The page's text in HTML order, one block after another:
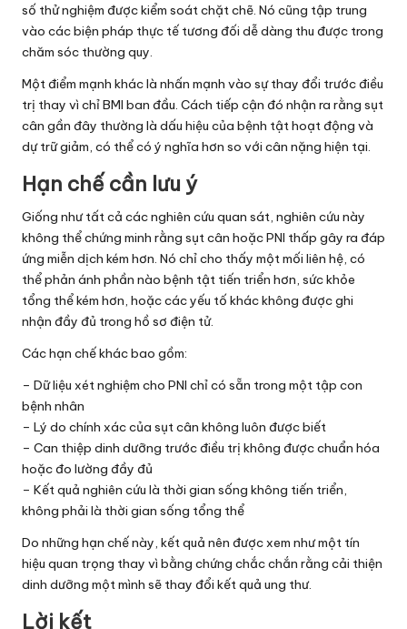
số thử nghiệm được kiểm soát chặt chẽ. Nó cũng tập trung
vào các biện pháp thực tế tương đối dễ dàng thu được trong
chăm sóc thường quy.
Một điểm mạnh khác là nhấn mạnh vào sự thay đổi trước điều
trị thay vì chỉ BMI ban đầu. Cách tiếp cận đó nhận ra rằng sụt
cân gần đây thường là dấu hiệu của bệnh tật hoạt động và
dự trữ giảm, có thể có ý nghĩa hơn so với cân nặng hiện tại.
Hạn chế cần lưu ý
Giống như tất cả các nghiên cứu quan sát, nghiên cứu này
không thể chứng minh rằng sụt cân hoặc PNI thấp gây ra đáp
ứng miễn dịch kém hơn. Nó chỉ cho thấy một mối liên hệ, có
thể phản ánh phần nào bệnh tật tiến triển hơn, sức khỏe
tổng thể kém hơn, hoặc các yếu tố khác không được ghi
nhận đầy đủ trong hồ sơ điện tử.
Các hạn chế khác bao gồm:
– Dữ liệu xét nghiệm cho PNI chỉ có sẵn trong một tập con
bệnh nhân
– Lý do chính xác của sụt cân không luôn được biết
– Can thiệp dinh dưỡng trước điều trị không được chuẩn hóa
hoặc đo lường đầy đủ
– Kết quả nghiên cứu là thời gian sống không tiến triển,
không phải là thời gian sống tổng thể
Do những hạn chế này, kết quả nên được xem như một tín
hiệu quan trọng thay vì bằng chứng chắc chắn rằng cải thiện
dinh dưỡng một mình sẽ thay đổi kết quả ung thư.
Lời kết